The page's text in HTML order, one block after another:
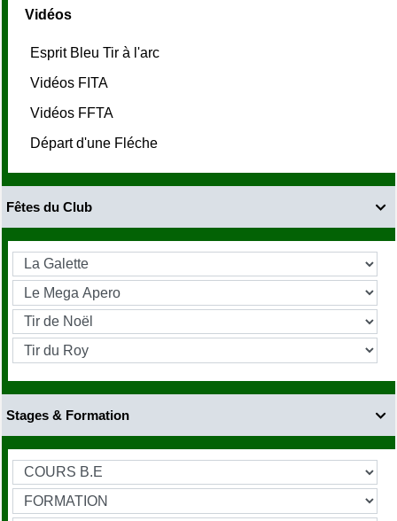
Vidéos
Esprit Bleu Tir à l'arc
Vidéos FITA
Vidéos FFTA
Départ d'une Fléche

Fêtes du Club

Stages & Formation